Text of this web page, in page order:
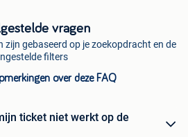
vragen
zijn gebaseerd op je zoekopdracht en de
filters
over deze FAQ
ticket niet werkt op de